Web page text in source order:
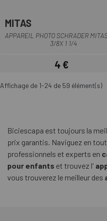
MITAS
APPAREIL PHOTO SCHRADER
3/8X 1 1/4
Prix
4 €
Affichage de 1-24 de 59 élément(s)
Biciescapa est toujours la
prix garantis. Naviguez en
professionnels et experts en
pour enfants et trouvez l'
vous trouverez le meilleur des